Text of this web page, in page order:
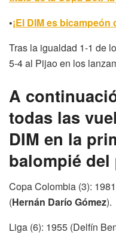
•¡El DIM es
Tras la igualdad 1-1 de
5-4 al Pijao en los
A
todas las
DIM en la
balompié del
Copa Colombia (3):
(Hernán Darío Gómez).
Liga (6): 1955 (Delfín